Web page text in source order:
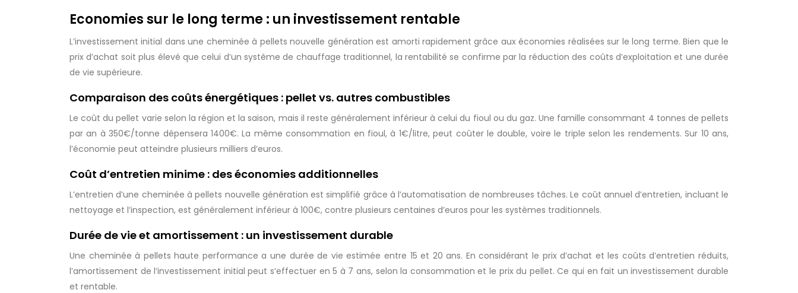
Economies sur le long terme : un investissement rentable
L’investissement initial dans une cheminée à pellets nouvelle génération est amorti rapidement grâce aux économies réalisées sur le long terme. Bien que le
prix d’achat soit plus élevé que celui d’un système de chauffage traditionnel, la rentabilité se confirme par la réduction des coûts d’exploitation et une durée
de vie supérieure.
Comparaison des coûts énergétiques : pellet vs. autres combustibles
Le coût du pellet varie selon la région et la saison, mais il reste généralement inférieur à celui du fioul ou du gaz. Une famille consommant 4 tonnes de pellets
par an à 350€/tonne dépensera 1400€. La même consommation en fioul, à 1€/litre, peut coûter le double, voire le triple selon les rendements. Sur 10 ans,
l’économie peut atteindre plusieurs milliers d’euros.
Coût d’entretien minime : des économies additionnelles
L’entretien d’une cheminée à pellets nouvelle génération est simplifié grâce à l’automatisation de nombreuses tâches. Le coût annuel d’entretien, incluant le
nettoyage et l’inspection, est généralement inférieur à 100€, contre plusieurs centaines d’euros pour les systèmes traditionnels.
Durée de vie et amortissement : un investissement durable
Une cheminée à pellets haute performance a une durée de vie estimée entre 15 et 20 ans. En considérant le prix d’achat et les coûts d’entretien réduits,
l’amortissement de l’investissement initial peut s’effectuer en 5 à 7 ans, selon la consommation et le prix du pellet. Ce qui en fait un investissement durable
et rentable.